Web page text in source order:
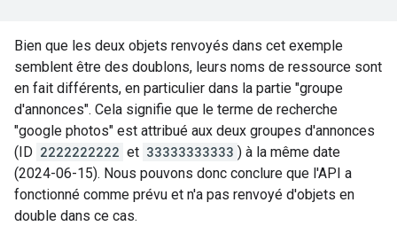
Bien que les deux objets renvoyés dans cet exemple
semblent être des doublons, leurs noms de ressource sont
en fait différents, en particulier dans la partie "groupe
d'annonces". Cela signifie que le terme de recherche
"google photos" est attribué aux deux groupes d'annonces
(ID 2222222222 et 33333333333 ) à la même date
(2024-06-15). Nous pouvons donc conclure que l'API a
fonctionné comme prévu et n'a pas renvoyé d'objets en
double dans ce cas.